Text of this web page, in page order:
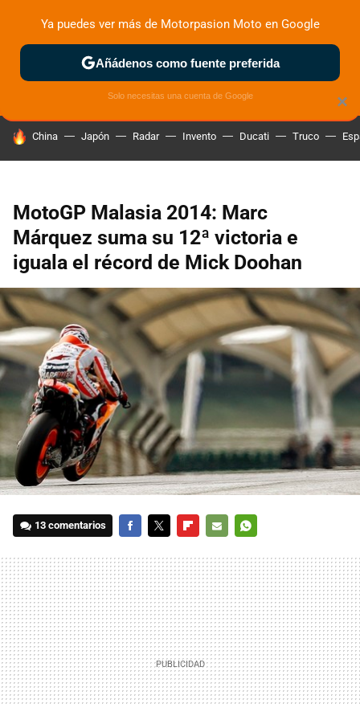
ZONA DE PRUEBAS DEPORTIVAS MOTOS ELÉCTRICAS
HOY SE HABLA DE
China Japón Radar Invento Ducati Truco
MotoGP Malasia 2014: Marc
Márquez suma su 12ª victoria e
iguala el récord de Mick Doohan
13 comentarios
MAIL
×
Ya puedes ver más de Motorpasion Moto en Google
Añádenos como fuente preferida
Solo necesitas una cuenta de Google